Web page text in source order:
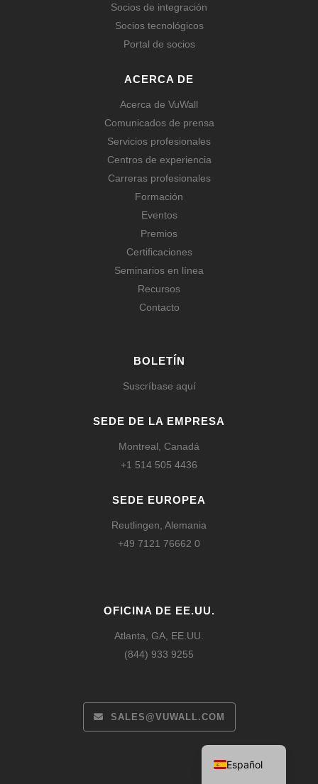
Socios de integración
Socios tecnológicos
Portal de socios
ACERCA DE
Acerca de VuWall
Comunicados de prensa
Servicios profesionales
Centros de experiencia
Carreras profesionales
Formación
Eventos
Premios
Certificaciones
Seminarios en línea
Recursos
Contacto
BOLETÍN
Suscríbase aquí
SEDE DE LA EMPRESA
Montreal, Canadá
+1 514 505 4436
SEDE EUROPEA
Reutlingen, Alemania
+49 7121 76662 0
OFICINA DE EE.UU.
Atlanta, GA, EE.UU.
(844) 933 9255
SALES@VUWALL.COM
Español